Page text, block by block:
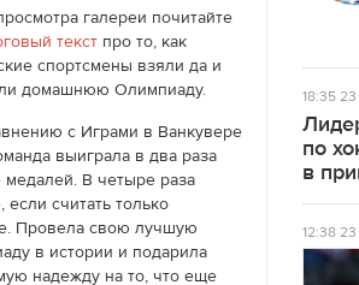
галереи почитайте
текст про то, как
спортсмены взяли да и
домашнюю Олимпиаду.
с Играми в Ванкувере
выиграла в два раза
В четыре раза
считать только
Провела свою лучшую
в истории и подарила
надежду на то, что еще
18:35
по
в
12:38